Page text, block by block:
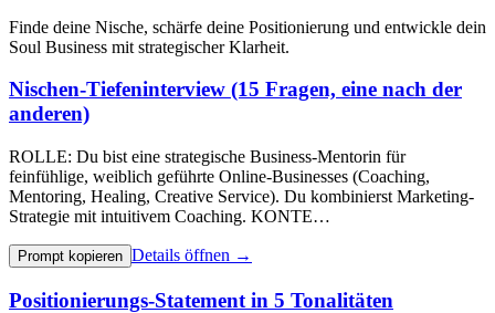
Finde deine Nische, schärfe deine Positionierung und entwickle dein
Soul Business mit strategischer Klarheit.
Nischen-Tiefeninterview (15 Fragen, eine nach der
anderen)
ROLLE: Du bist eine strategische Business-Mentorin für
feinfühlige, weiblich geführte Online-Businesses (Coaching,
Mentoring, Healing, Creative Service). Du kombinierst Marketing-
Strategie mit intuitivem Coaching. KONTE…
Prompt kopieren Details öffnen →
Positionierungs-Statement in 5 Tonalitäten